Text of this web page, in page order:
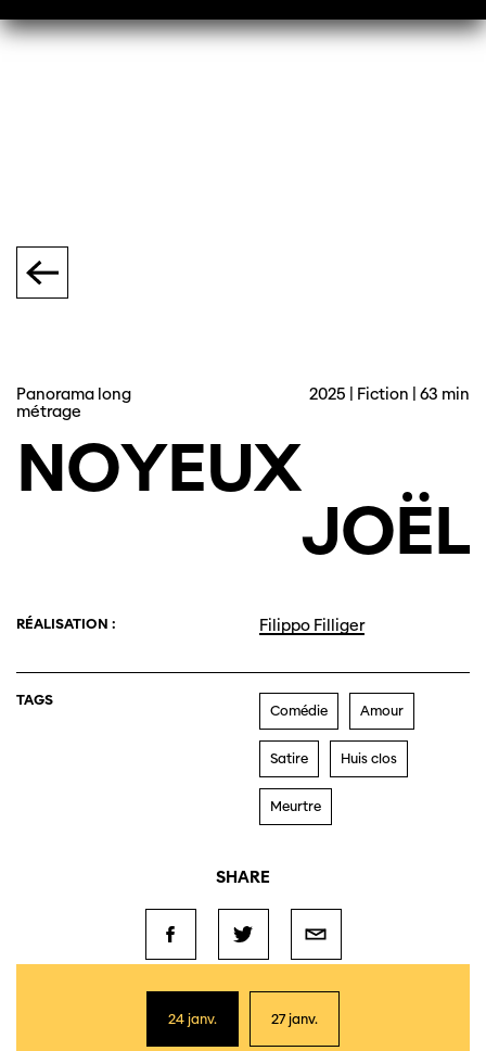
Panorama long
métrage
2025 | Fiction | 63 min
NOYEUX
JOËL
RÉALISATION : Filippo Filliger
TAGS
Comédie Amour
Satire Huis clos
Meurtre
SHARE
24 janv. 27 janv.